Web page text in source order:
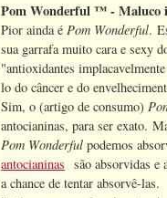
Pom Wonderful ™ - Maluco
Pior ainda é Pom Wonderful.
sua garrafa muito cara e sexy
"antioxidantes
lo do câncer e do
Sim, o (artigo de consumo)
antocianinas, para ser exato.
Pom Wonderful podemos
antocianinas são absorvidas e
a chance de tentar absorvê-las.